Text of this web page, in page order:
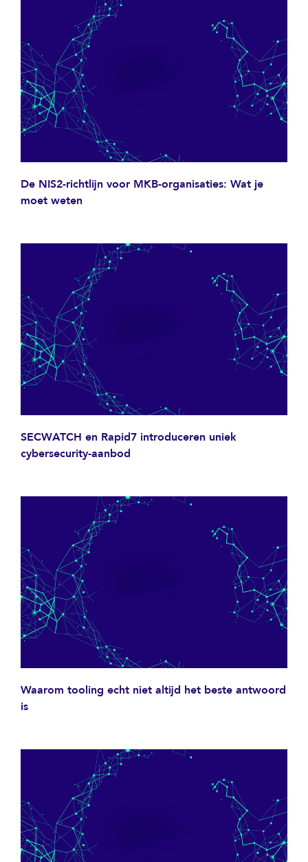
De NIS2-richtlijn voor MKB-organisaties: Wat je
moet weten
SECWATCH en Rapid7 introduceren uniek
cybersecurity-aanbod
Waarom tooling echt niet altijd het beste antwoord
is